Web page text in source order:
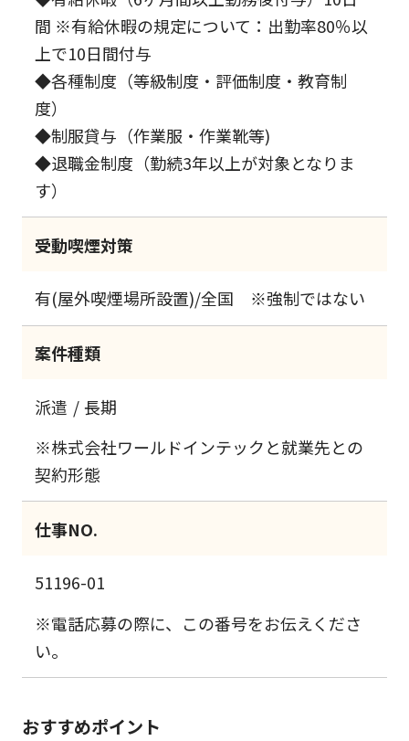
間 ※有給休暇の規定について：出勤率80％以
上で10日間付与
◆各種制度（等級制度・評価制度・教育制
度）
◆制服貸与（作業服・作業靴等)
◆退職金制度（勤続3年以上が対象となりま
す）
受動喫煙対策
有(屋外喫煙場所設置)/全国 ※強制ではない
案件種類
派遣
長期
※株式会社ワールドインテックと就業先との
契約形態
仕事NO.
51196-01
※電話応募の際に、この番号をお伝えくださ
い。
おすすめポイント